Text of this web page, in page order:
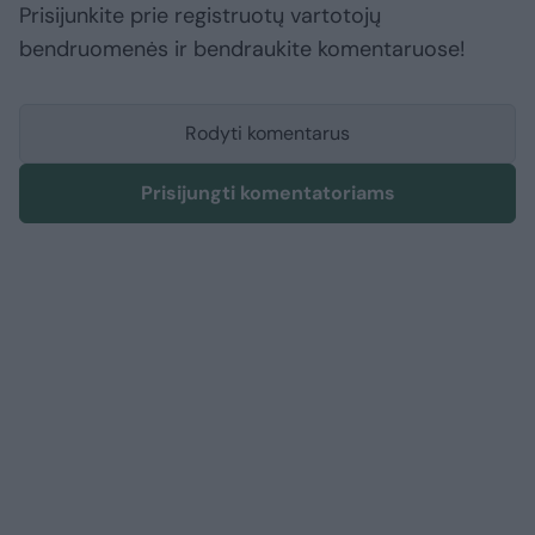
Prisijunkite prie registruotų vartotojų
bendruomenės ir bendraukite komentaruose!
Rodyti komentarus
Prisijungti komentatoriams